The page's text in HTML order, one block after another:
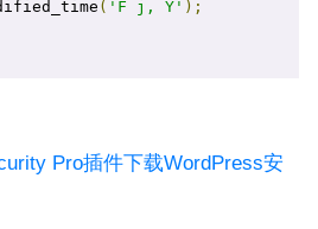
( 'F j, Y' );
Pro插件下载WordPress安